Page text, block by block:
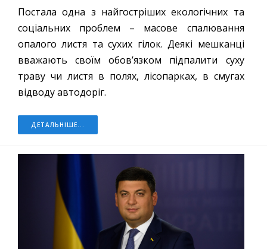
Постала одна з найгостріших екологічних та
соціальних проблем – масове спалювання
опалого листя та сухих гілок. Деякі мешканці
вважають своїм обов’язком підпалити суху
траву чи листя в полях, лісопарках, в смугах
відводу автодоріг.
ДЕТАЛЬНІШЕ...